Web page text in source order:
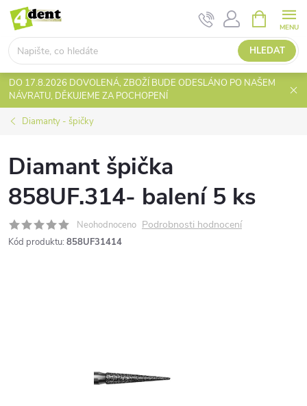
Přejít
obsah
HLEDAT
NÁKUPNÍ
KOŠÍK
DO 17.8.2026 DOVOLENÁ, ZBOŽÍ BUDE ODESLÁNO PO NAŠEM
NÁVRATU, DĚKUJEME ZA POCHOPENÍ
Diamanty - špičky
Diamant špička
858UF.314- balení 5 ks
Neohodnoceno Podrobnosti hodnocení
Kód produktu: 858UF31414